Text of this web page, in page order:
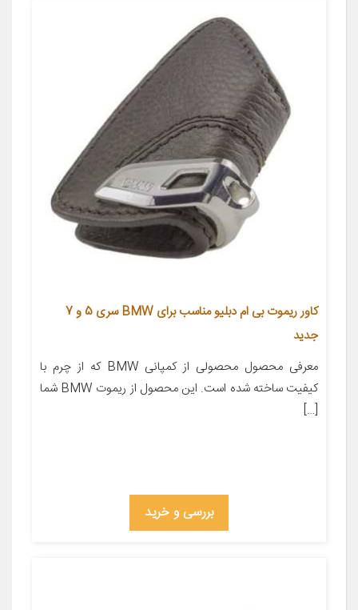
کاور ریموت بی ام دبلیو مناسب برای BMW سری 5 و 7
جدید
معرفی محصول محصولی از کمپانی BMW که از چرم با
کیفیت ساخته شده است. این محصول از ریموت BMW شما
[…]
بررسی و خرید